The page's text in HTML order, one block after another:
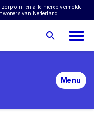
en alle hierop vermelde
van Nederland.
Menu